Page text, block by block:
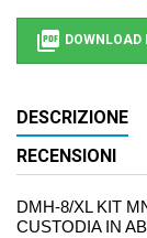
 DOWNLOAD
DESCRIZIONE
RECENSIONI
DMH-8/XL KIT
CUSTODIA IN